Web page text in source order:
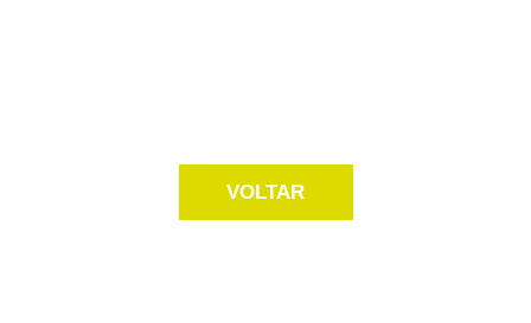
VOLTAR